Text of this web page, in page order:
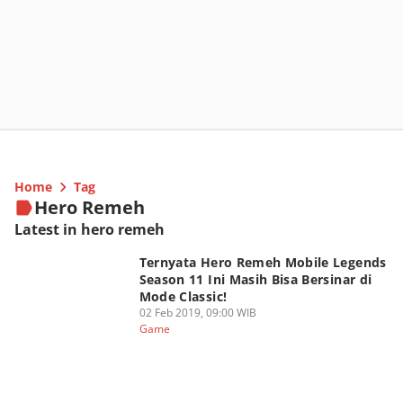
Home Tag
Hero Remeh
Latest in hero remeh
Ternyata Hero Remeh Mobile Legends
Season 11 Ini Masih Bisa Bersinar di
Mode Classic!
02 Feb 2019, 09:00 WIB
Game